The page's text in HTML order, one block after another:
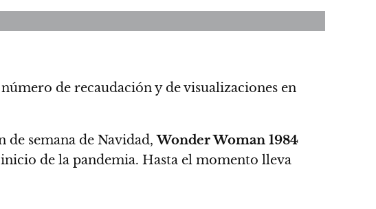
de recaudación y de visualizaciones en
de semana de Navidad,Wonder Woman 1984
de la pandemia. Hasta el momento lleva